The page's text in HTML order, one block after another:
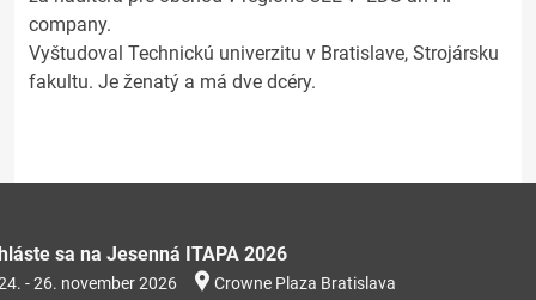
company.
Vyštudoval Technickú univerzitu v Bratislave, Strojársku
fakultu. Je ženatý a má dve dcéry.
sa na Jesenná ITAPA 2026
- 26. november 2026 Crowne Plaza Bratislava